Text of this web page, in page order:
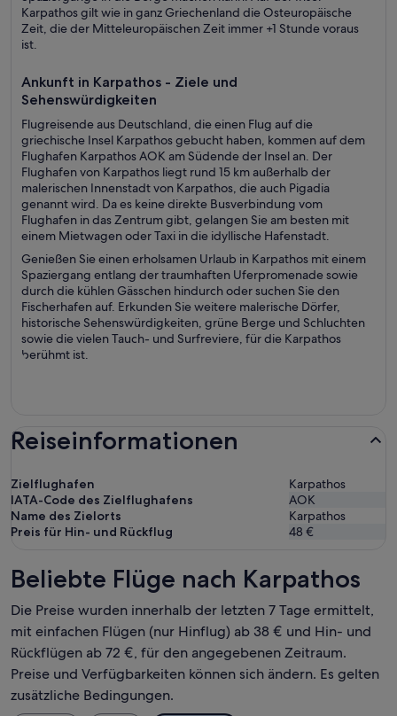
Karpathos gilt wie in ganz Griechenland die Osteuropäische
Zeit, die der Mitteleuropäischen Zeit immer +1 Stunde voraus
ist.
Ankunft in Karpathos - Ziele und
Sehenswürdigkeiten
Flugreisende aus Deutschland, die einen Flug auf die
griechische Insel Karpathos gebucht haben, kommen auf dem
Flughafen Karpathos AOK am Südende der Insel an. Der
Flughafen von Karpathos liegt rund 15 km außerhalb der
malerischen Innenstadt von Karpathos, die auch Pigadia
genannt wird. Da es keine direkte Busverbindung vom
Flughafen in das Zentrum gibt, gelangen Sie am besten mit
einem Mietwagen oder Taxi in die idyllische Hafenstadt.
Genießen Sie einen erholsamen Urlaub in Karpathos mit einem
Spaziergang entlang der traumhaften Uferpromenade sowie
durch die kühlen Gässchen hindurch oder suchen Sie den
Fischerhafen auf. Erkunden Sie weitere malerische Dörfer,
historische Sehenswürdigkeiten, grüne Berge und Schluchten
sowie die vielen Tauch- und Surfreviere, für die Karpathos
berühmt ist.
Reiseinformationen
Zielflughafen
Karpathos
IATA-Code des Zielflughafens
AOK
Name des Zielorts
Karpathos
Preis für Hin- und Rückflug
48 €
Beliebte Flüge nach Karpathos
Die Preise wurden innerhalb der letzten 7 Tage ermittelt,
mit einfachen Flügen (nur Hinflug) ab 38 € und Hin- und
Rückflügen ab 72 €, für den angegebenen Zeitraum.
Preise und Verfügbarkeiten können sich ändern. Es gelten
zusätzliche Bedingungen.